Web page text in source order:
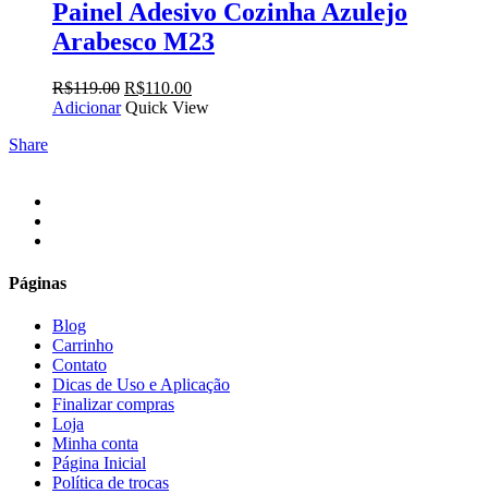
Painel Adesivo Cozinha Azulejo
Arabesco M23
R$119.00 O
preço
R$110.00O
preço
Adicionar Quick View
Share
Páginas
Blog
Carrinho
Contato
Dicas de Uso e Aplicação
Finalizar compras
Loja
Minha conta
Página Inicial
Política de trocas